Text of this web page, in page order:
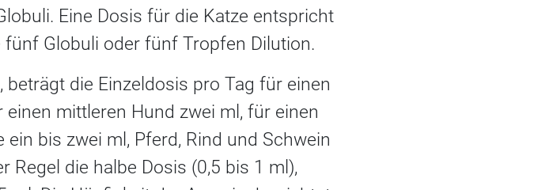
Eine Dosis für die Katze entspricht
Globuli oder fünf Tropfen Dilution.
die Einzeldosis pro Tag für einen
mittleren Hund zwei ml, für einen
bis zwei ml, Pferd, Rind und Schwein
die halbe Dosis (0,5 bis 1 ml),